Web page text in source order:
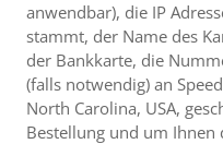
anwendbar), die IP
stammt, der Name des
der Bankkarte, die
(falls notwendig) an
North Carolina, USA,
Bestellung und um Ihnen